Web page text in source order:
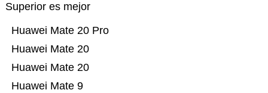
Superior es mejor
Huawei Mate 9
Huawei Mate 20
Huawei Mate 20
Huawei Mate 20 Pro